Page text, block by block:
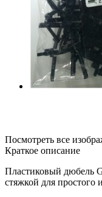
Посмотреть все
Краткое описание
Пластиковый дюбель
стяжкой для простого